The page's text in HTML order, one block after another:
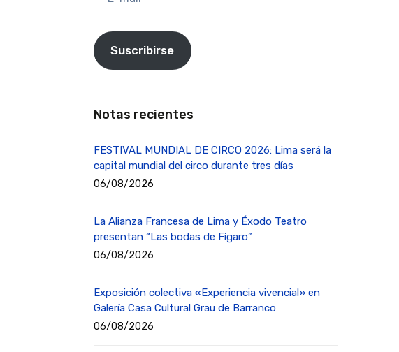
Suscribirse
Notas recientes
FESTIVAL MUNDIAL DE CIRCO 2026: Lima será la
capital mundial del circo durante tres días
06/08/2026
La Alianza Francesa de Lima y Éxodo Teatro
presentan “Las bodas de Fígaro”
06/08/2026
Exposición colectiva «Experiencia vivencial» en
Galería Casa Cultural Grau de Barranco
06/08/2026